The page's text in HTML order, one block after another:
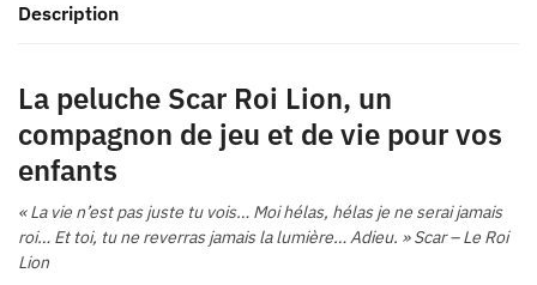
Description
La peluche Scar Roi Lion, un
compagnon de jeu et de vie pour vos
enfants
« La vie n’est pas juste tu vois… Moi hélas, hélas je ne serai jamais
roi… Et toi, tu ne reverras jamais la lumière… Adieu. » Scar – Le Roi
Lion